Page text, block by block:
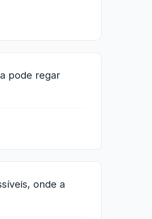
pode regar
onde a